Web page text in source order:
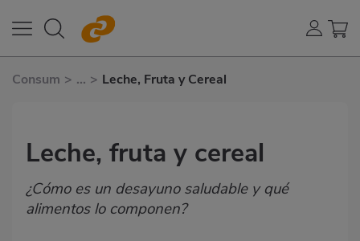
Consum > ... > Leche, Fruta y Cereal
Leche, fruta y cereal
¿Cómo es un desayuno saludable y qué
alimentos lo componen?